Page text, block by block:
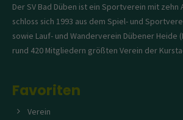
Der SV Bad Düben ist ein Sportverein mit zehn
schloss sich 1993 aus dem Spiel- und
sowie Lauf- und Wanderverein Dübener Heide
rund 420 Mitgliedern größten Verein der
Favoriten
Verein